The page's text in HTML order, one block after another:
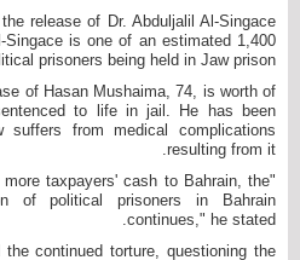
release of Dr. Abduljalil Al-Singace
is one of an estimated 1,400
prisoners being held in Jaw prison.
of Hasan Mushaima, 74, is worth of
to life in jail. He has been
from medical complications
resulting from it.
taxpayers' cash to Bahrain, the
of political prisoners in Bahrain
continues," he stated.
continued torture, questioning the